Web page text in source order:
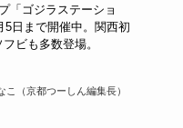
「ゴジラステーショ
5日まで開催中。関西初
ビも多数登場。
こ（京都つーしん編集長）